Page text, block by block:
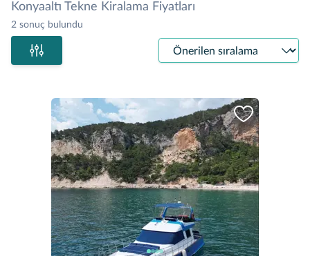
Konyaaltı Tekne Kiralama Fiyatları
2 sonuç bulundu
Sıralama